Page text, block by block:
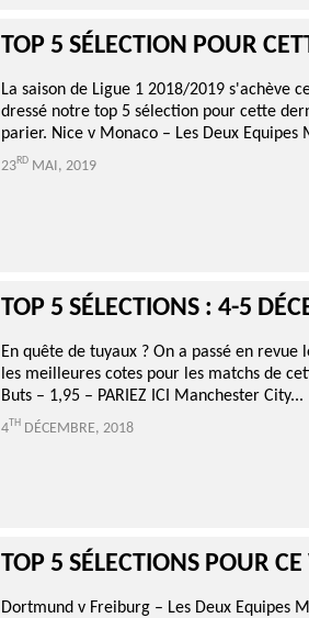
TOP 5 SÉLECTION POUR
La saison de Ligue 1 2018/2019 s'achève
dressé notre top 5 sélection pour cette
parier. Nice v Monaco – Les Deux Equipes
23RD MAI, 2019
TOP 5 SÉLECTIONS : 4-5
En quête de tuyaux ? On a passé en
les meilleures cotes pour les matchs de
Buts – 1,95 – PARIEZ ICI Manchester City...
4TH DÉCEMBRE, 2018
TOP 5 SÉLECTIONS POUR
Dortmund v Freiburg – Les Deux Equipes